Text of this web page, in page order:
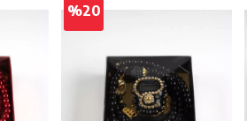
%20